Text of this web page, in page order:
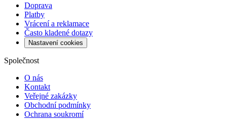
Doprava
Platby
Vrácení a reklamace
Často kladené dotazy
Nastavení cookies
Společnost
O nás
Kontakt
Veřejné zakázky
Obchodní podmínky
Ochrana soukromí